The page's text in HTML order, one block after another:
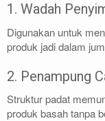
1. Wadah
Digunakan untuk
produk jadi dalam
2. Penampung
Struktur padat
produk basah tanpa